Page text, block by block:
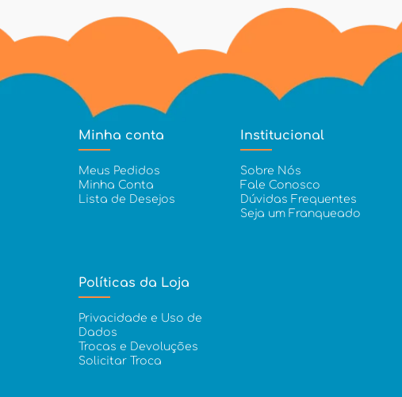
Minha conta
Meus Pedidos
Minha Conta
Lista de Desejos
Institucional
Sobre Nós
Fale Conosco
Dúvidas Frequentes
Seja um Franqueado
Políticas da Loja
Privacidade e Uso de
Dados
Trocas e Devoluções
Solicitar Troca